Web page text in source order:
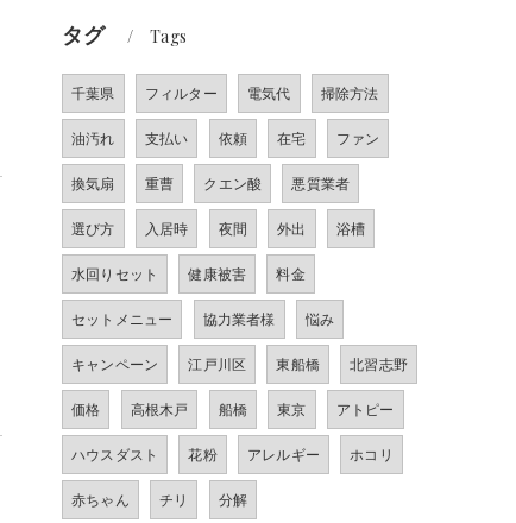
タグ Tags
千葉県 フィルター 電気代 掃除方法
油汚れ 支払い 依頼 在宅 ファン
換気扇 重曹 クエン酸 悪質業者
選び方 入居時 夜間 外出 浴槽
水回りセット 健康被害 料金
セットメニュー 協力業者様 悩み
キャンペーン 江戸川区 東船橋 北習志野
価格 高根木戸 船橋 東京 アトピー
ハウスダスト 花粉 アレルギー ホコリ
赤ちゃん チリ 分解